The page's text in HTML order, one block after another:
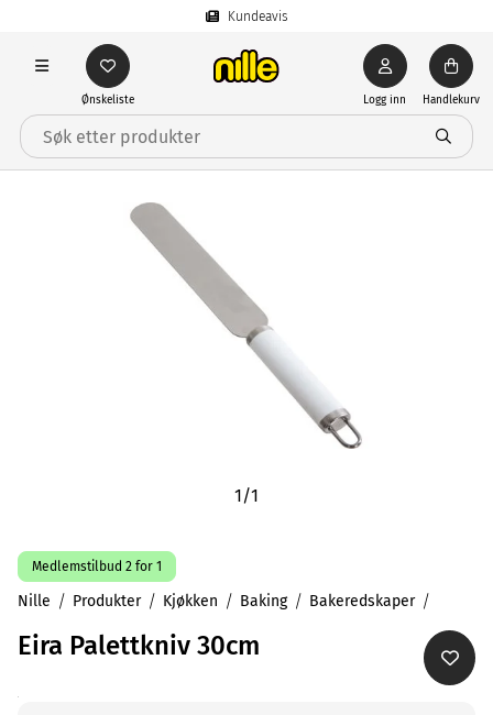
Kundeavis
Ønskeliste Logg inn Handlekurv
1/1
Medlemstilbud 2 for 1
Nille Produkter Kjøkken Baking Bakeredskaper
Eira Palettkniv 30cm